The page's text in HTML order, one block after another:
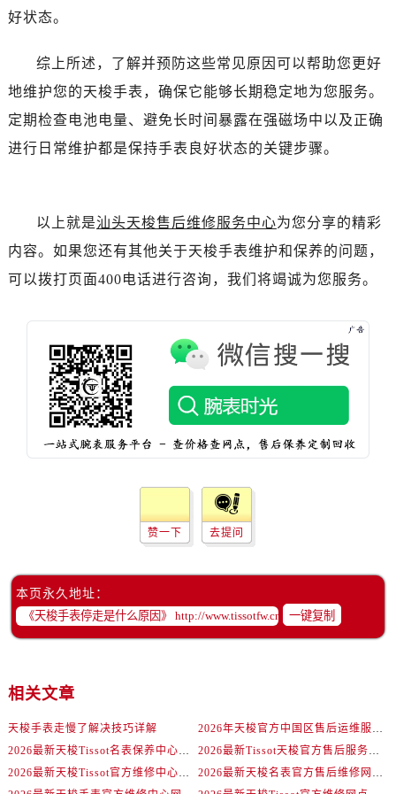
好状态。
综上所述，了解并预防这些常见原因可以帮助您更好
地维护您的天梭手表，确保它能够长期稳定地为您服务。
定期检查电池电量、避免长时间暴露在强磁场中以及正确
进行日常维护都是保持手表良好状态的关键步骤。
以上就是汕头天梭售后维修服务中心为您分享的精彩
内容。如果您还有其他关于天梭手表维护和保养的问题，
可以拨打页面400电话进行咨询，我们将竭诚为您服务。
赞一下 去提问
本页永久地址：
一键复制
相关文章
天梭手表走慢了解决技巧详解